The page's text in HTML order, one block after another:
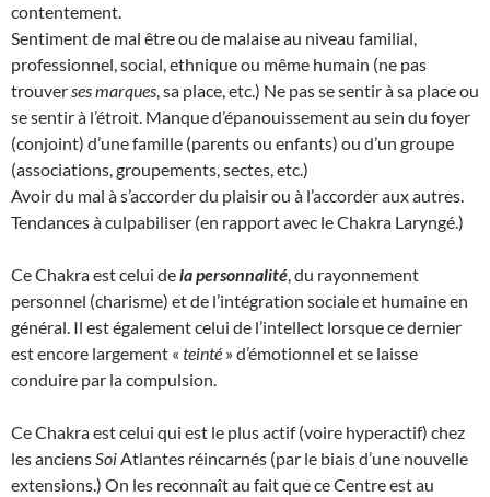
contentement.
Sentiment de mal être ou de malaise au niveau familial,
professionnel, social, ethnique ou même humain (ne pas
trouverses marques, sa place, etc.) Ne pas se sentir à sa place ou
se sentir à l’étroit. Manque d’épanouissement au sein du foyer
(conjoint) d’une famille (parents ou enfants) ou d’un groupe
(associations, groupements, sectes, etc.)
Avoir du mal à s’accorder du plaisir ou à l’accorder aux autres.
Tendances à culpabiliser (en rapport avec le Chakra Laryngé.)
Ce Chakra est celui dela personnalité, du rayonnement
personnel (charisme) et de l’intégration sociale et humaine en
général. Il est également celui de l’intellect lorsque ce dernier
est encore largement « teinté » d’émotionnel et se laisse
conduire par la compulsion.
Ce Chakra est celui qui est le plus actif (voire hyperactif) chez
les anciensSoiAtlantes réincarnés (par le biais d’une nouvelle
extensions.) On les reconnaît au fait que ce Centre est au